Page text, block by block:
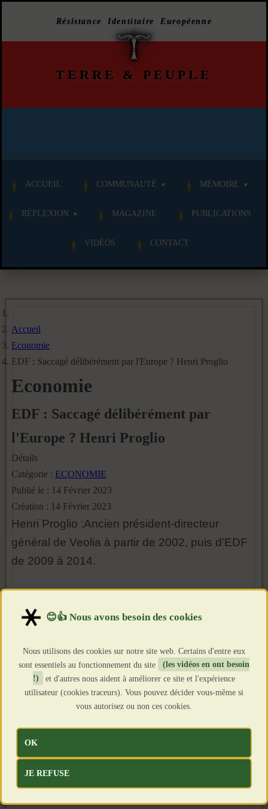
Résistance Identitaire Européenne
TERRE & PEUPLE
ACCUEIL COMMUNAUTÉ MÉMOIRE
RÉFLEXION MAGAZINE PUBLICATIONS
VIDÉOS CONTACT
Accueil
Economie
EDF : Saccagé délibérément par l'Europe ? Henri Proglio
Economie
EDF : Saccagé délibérément par
l'Europe ? Henri Proglio
Détails
Catégorie : ECONOMIE
Publié le : 14 Février 2023
Création : 14 Février 2023
Henri Proglio :Ancien président-directeur
général de Veolia à partir de 2002, puis d'EDF
de 2009 à 2014.
Nous utilisons des cookies sur notre site web. Certains d'entre eux
sont essentiels au fonctionnement du site
(les vidéos en ont besoin
!)
et d'autres nous aident à améliorer ce site et l'expérience
utilisateur (cookies traceurs). Vous pouvez décider vous-même si
vous autorisez ou non ces cookies.
OK
JE REFUSE